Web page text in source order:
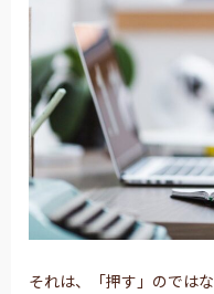
それは、「押す」のではな